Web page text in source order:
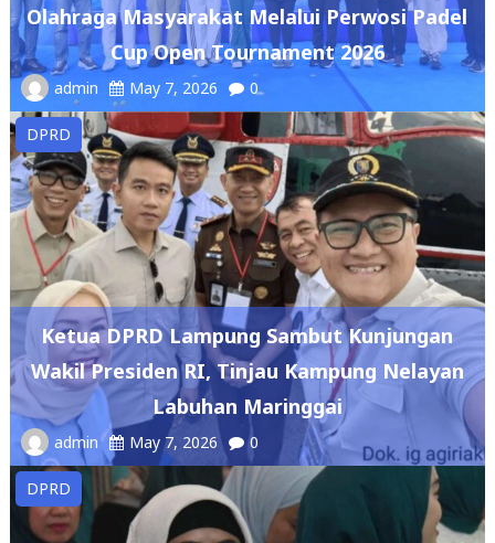
Olahraga Masyarakat Melalui Perwosi Padel
Cup Open Tournament 2026
admin May 7, 2026 0
DPRD
Ketua DPRD Lampung Sambut Kunjungan
Wakil Presiden RI, Tinjau Kampung Nelayan
Labuhan Maringgai
admin May 7, 2026 0
DPRD